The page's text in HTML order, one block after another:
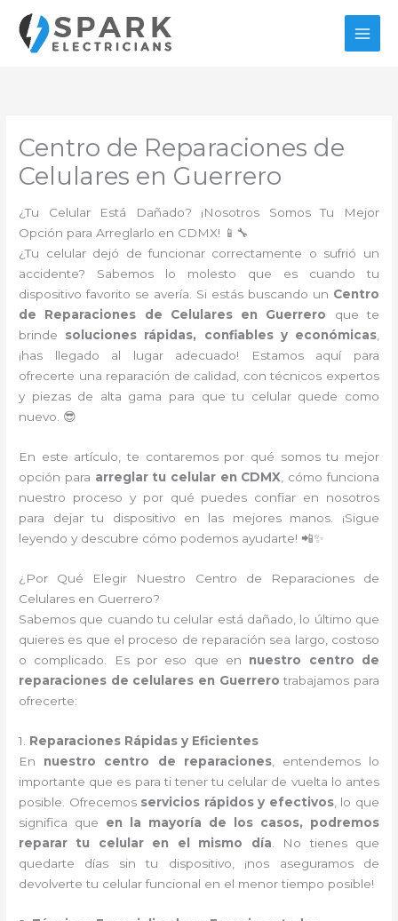
contenido
Centro de Reparaciones de
Celulares en Guerrero
¿Tu Celular Está Dañado? ¡Nosotros Somos Tu Mejor
Opción para Arreglarlo en CDMX! 📱🔧
¿Tu celular dejó de funcionar correctamente o sufrió un
accidente? Sabemos lo molesto que es cuando tu
dispositivo favorito se avería. Si estás buscando un Centro
de Reparaciones de Celulares en Guerrero que te
brinde soluciones rápidas, confiables y económicas,
¡has llegado al lugar adecuado! Estamos aquí para
ofrecerte una reparación de calidad, con técnicos expertos
y piezas de alta gama para que tu celular quede como
nuevo. 😎
En este artículo, te contaremos por qué somos tu mejor
opción para arreglar tu celular en CDMX , cómo funciona
nuestro proceso y por qué puedes confiar en nosotros
para dejar tu dispositivo en las mejores manos. ¡Sigue
leyendo y descubre cómo podemos ayudarte! 📲✨
¿Por Qué Elegir Nuestro Centro de Reparaciones de
Celulares en Guerrero?
Sabemos que cuando tu celular está dañado, lo último que
quieres es que el proceso de reparación sea largo, costoso
o complicado. Es por eso que en nuestro centro de
reparaciones de celulares en Guerrero trabajamos para
ofrecerte:
1. Reparaciones Rápidas y Eficientes
En nuestro centro de reparaciones, entendemos lo
importante que es para ti tener tu celular de vuelta lo antes
posible. Ofrecemos servicios rápidos y efectivos, lo que
significa que en la mayoría de los casos, podremos
reparar tu celular en el mismo día . No tienes que
quedarte días sin tu dispositivo, ¡nos aseguramos de
devolverte tu celular funcional en el menor tiempo posible!